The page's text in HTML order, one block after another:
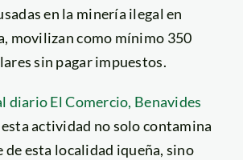
en la minería ilegal en
movilizan como mínimo 350
sin pagar impuestos.
diario El Comercio, Benavides
actividad no solo contamina
de esta localidad iqueña, sino